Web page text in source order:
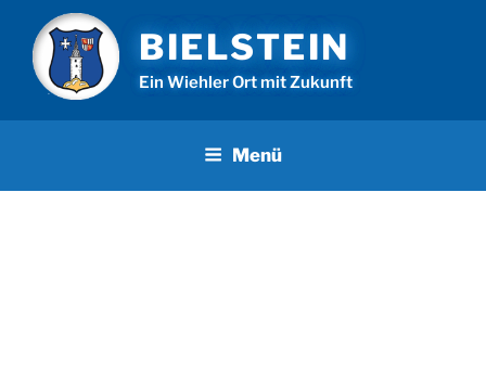
Inhalt
springen
BIELSTEIN
Ein Wiehler Ort mit Zukunft
Menü